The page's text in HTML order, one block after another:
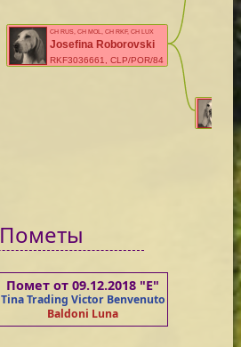
CH RUS, CH MOL, CH RKF, CH LUX
Josefina Roborovski
RKF3036661, CLP/POR/84
Пометы
Помет от 09.12.2018 "Е"
Tina Trading Victor Benvenuto
Baldoni Luna